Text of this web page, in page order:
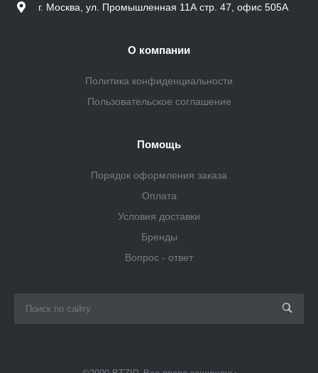
г. Москва, ул. Промышленная 11А стр. 47, офис 505А
О компании
Политика конфиденциальности
Пользовательское соглашение
Помощь
Порядок оформления заказа
Оплата
Условия доставки
Бренды
Вопрос - ответ